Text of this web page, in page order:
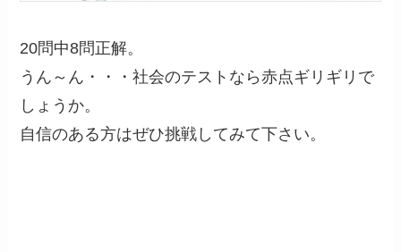
20問中8問正解。
うん～ん・・・社会のテストなら赤点ギリギリで
しょうか。
自信のある方はぜひ挑戦してみて下さい。